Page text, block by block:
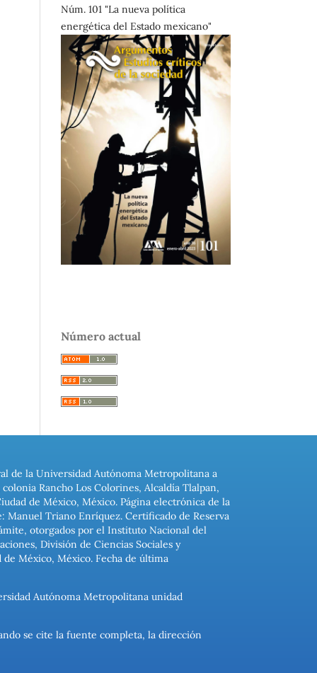
Núm. 101 "La nueva política
energética del Estado mexicano"
Número actual
de la Universidad Autónoma Metropolitana a
Rancho Los Colorines, Alcaldía Tlalpan,
de México, México. Página electrónica de la
Triano Enríquez. Certificado de Reserva
otorgados por el Instituto Nacional del
División de Ciencias Sociales y
de México, México. Fecha de última
Autónoma Metropolitana unidad
se cite la fuente completa, la dirección